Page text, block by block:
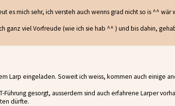
es mich sehr, ich versteh auch wenns grad nicht so is ^^ wär
ganz viel Vorfreude (wie ich sie hab ^^ ) und bis dahin,
Larp eingeladen. Soweit ich weiss, kommen auch einige
Führung gesorgt, ausserdem sind auch erfahrene Larper
dürfte.